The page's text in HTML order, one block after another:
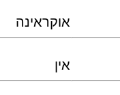
אוקראינה
אין